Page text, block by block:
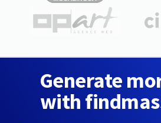
Generate
with